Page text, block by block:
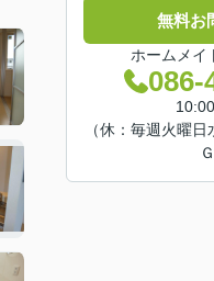
無料お
ホームメイ
086-
（休：毎週火曜